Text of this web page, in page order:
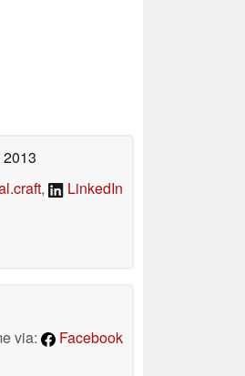
, LinkedIn
via:
Facebook